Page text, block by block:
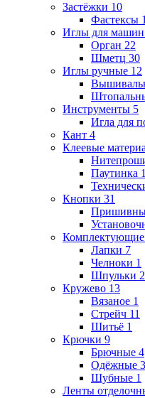
Застёжки 10
Фастексы
Иглы для машин
Орган 22
Шметц 30
Иглы ручные 12
Инструменты 5
Игла для
Кант 4
Клеевые
Паутинка
Кнопки 31
Лапки 7
Челноки 1
Шпульки 2
Кружево 13
Вязаное 1
Стрейч 11
Шитьё 1
Крючки 9
Брючные 4
Одёжные 3
Шубные 1
Ленты